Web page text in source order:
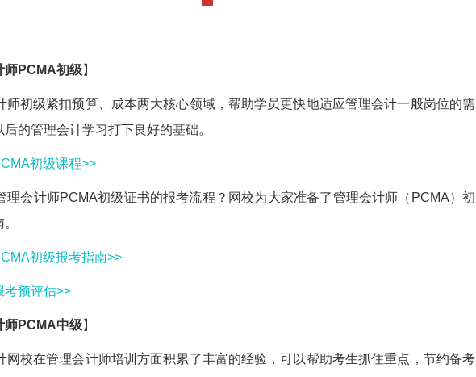
播放
置 音 屏
师PCMA初级】
师初级紧扣预算、成本两大核心领域，帮助学员更快地适应管理会计一般岗位的需
的管理会计学习打下良好的基础。
初级课程>>
理会计师PCMA初级证书的报考流程？网校为大家准备了管理会计师（PCMA）初
初级报考指南>>
考预评估>>
师PCMA中级】
网校在管理会计师培训方面积累了丰富的经验，可以帮助考生抓住重点，节约备考